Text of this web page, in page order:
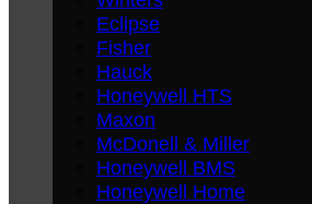
Eclipse
Fisher
Hauck
Honeywell HTS
Maxon
McDonell & Miller
Honeywell BMS
Honeywell Home